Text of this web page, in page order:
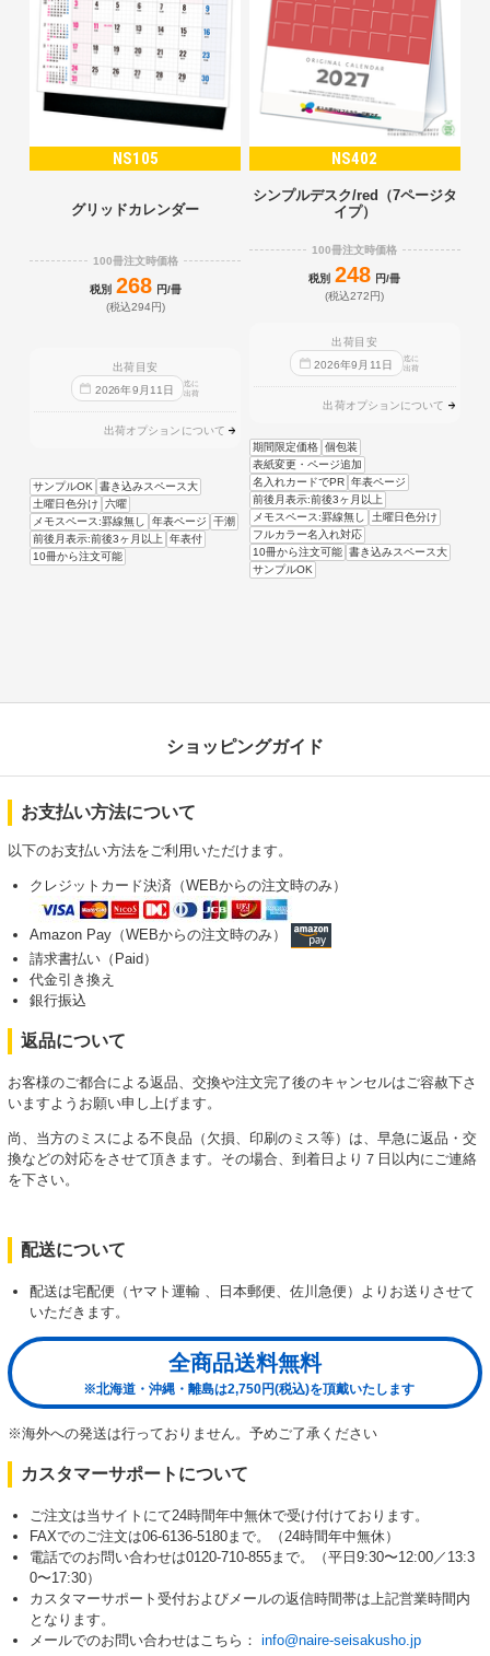
NS105
グリッドカレンダー
100冊注文時価格
税別 268 円/冊
(税込294円)
出荷目安
2026年9 月 11 日
迄に
出荷
出荷オプションについて
サンプルOK
書き込みスペース大
土曜日色分け
六曜
メモスペース:罫線無し
年表ページ
干潮
前後月表示:前後3ヶ月以上
年表付
10冊から注文可能
NS402
シンプルデスク/red（7ページタ
イプ）
100冊注文時価格
税別 248 円/冊
(税込272円)
出荷目安
2026年9 月 11 日
迄に
出荷
出荷オプションについて
期間限定価格 個包装
表紙変更・ページ追加
名入れカードでPR 年表ページ
前後月表示:前後3ヶ月以上
メモスペース:罫線無し
土曜日色分け
フルカラー名入れ対応
10冊から注文可能 書き込みスペース大
サンプルOK
ショッピングガイド
お支払い方法について
以下のお支払い方法をご利用いただけます。
クレジットカード決済（WEBからの注文時のみ）
Amazon Pay（WEBからの注文時のみ）
請求書払い（Paid）
代金引き換え
銀行振込
返品について
お客様のご都合による返品、交換や注文完了後のキャンセルはご容赦下さ
いますようお願い申し上げます。
尚、当方のミスによる不良品（欠損、印刷のミス等）は、早急に返品・交
換などの対応をさせて頂きます。その場合、到着日より７日以内にご連絡
を下さい。
配送について
配送は宅配便（ヤマト運輸 、日本郵便、佐川急便）よりお送りさせて
いただきます。
全商品送料無料
※北海道・沖縄・離島は2,750円(税込)を頂戴いたします
※海外への発送は行っておりません。予めご了承ください
カスタマーサポートについて
ご注文は当サイトにて24時間年中無休で受け付けております。
FAXでのご注文は06-6136-5180まで。（24時間年中無休）
電話でのお問い合わせは0120-710-855まで。（平日9:30〜12:00／13:3
0〜17:30）
カスタマーサポート受付およびメールの返信時間帯は上記営業時間内
となります。
メールでのお問い合わせはこちら： info@naire-seisakusho.jp